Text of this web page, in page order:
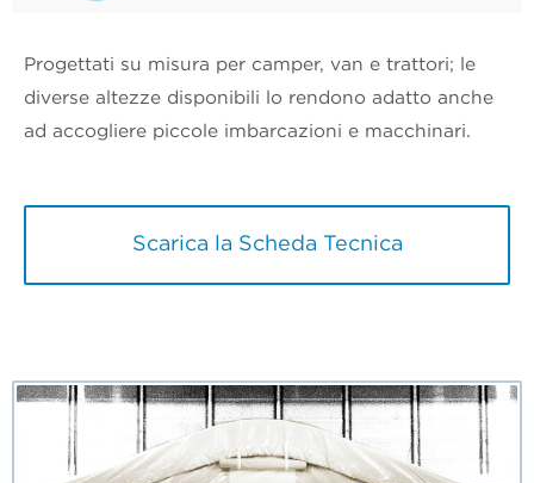
Progettati su misura per camper, van e trattori; le
diverse altezze disponibili lo rendono adatto anche
ad accogliere piccole imbarcazioni e macchinari.
Scarica la Scheda Tecnica